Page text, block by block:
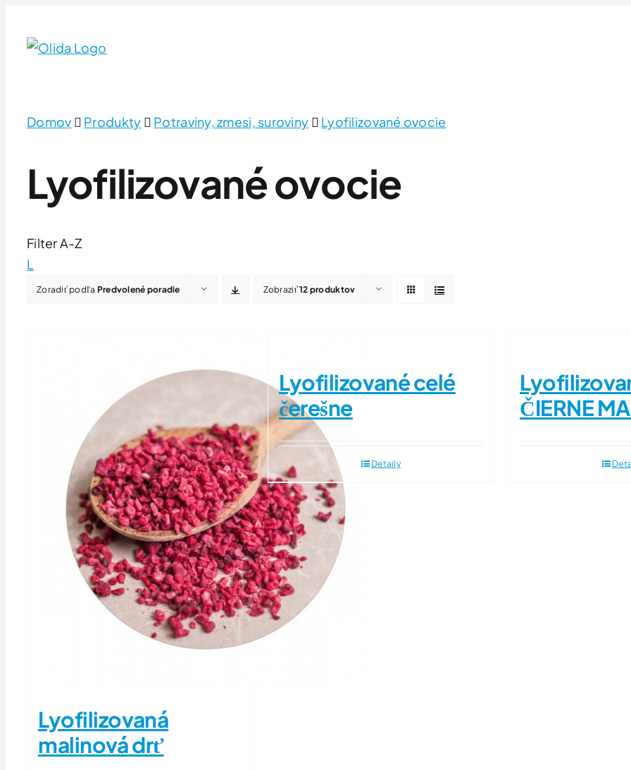
content
Domov Produkty Potraviny, zmesi, suroviny Lyofilizované ovocie
Lyofilizované ovocie
Filter A-Z
L
Zoradiť podľa Predvolené poradie Zobraziť12 produktov
Lyofilizovaná
malinová drť
Lyofilizované celé
čerešne
Detaily
ČIERNE